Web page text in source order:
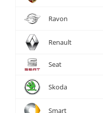
Ravon
Renault
Seat
Skoda
Smart